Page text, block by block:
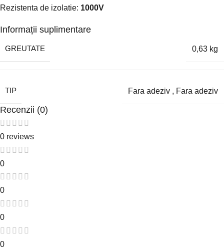
Rezistenta de izolatie: 1000V
Informații suplimentare
GREUTATE 0,63 kg
TIP Fara adeziv , Fara adeziv
Recenzii (0)
0 reviews
0
0
0
0